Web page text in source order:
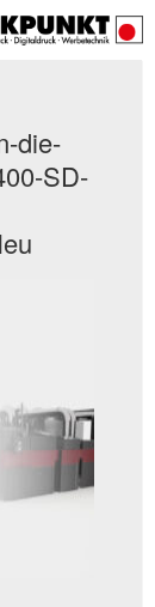
die-
SD-